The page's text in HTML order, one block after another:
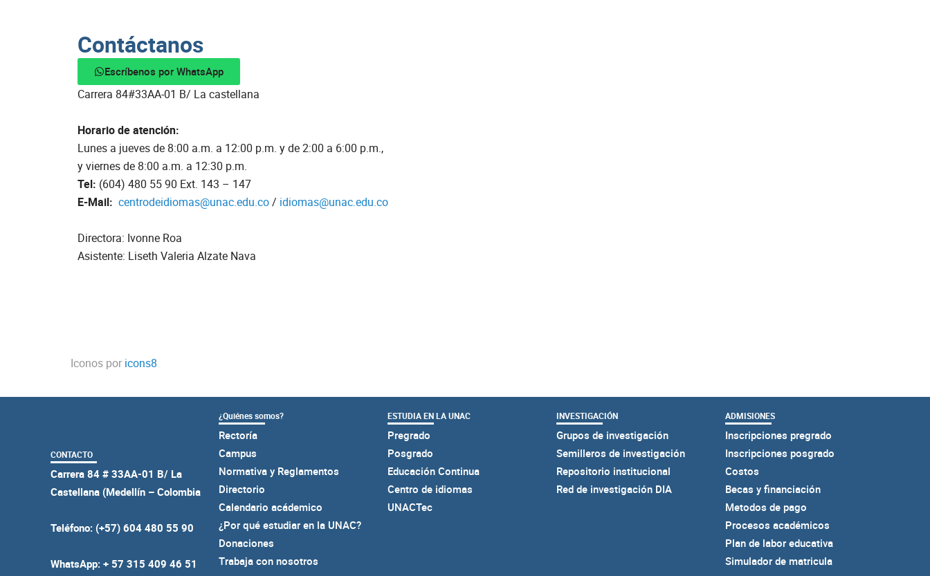
Contáctanos
Escríbenos por WhatsApp
Carrera 84#33AA-01 B/ La castellana
Horario de atención:
Lunes a jueves de 8:00 a.m. a 12:00 p.m. y de 2:00 a 6:00 p.m.,
y viernes de 8:00 a.m. a 12:30 p.m.
Tel: (604) 480 55 90 Ext. 143 – 147
E-Mail: centrodeidiomas@unac.edu.co/ idiomas@unac.edu.co
Directora: Ivonne Roa
Asistente: Liseth Valeria Alzate Nava
Iconos por icons8
CONTACTO
Carrera 84 # 33AA-01 B/ La
Castellana (Medellín – Colombia
Teléfono: (+57) 604 480 55 90
WhatsApp: + 57 315 409 46 51
¿Quiénes somos?
Rectoría
Campus
Normativa y Reglamentos
Directorio
Calendario acádemico
¿Por qué estudiar en la UNAC?
Donaciones
Trabaja con nosotros
ESTUDIA EN LA UNAC
Pregrado
Posgrado
Educación Continua
Centro de idiomas
UNACTec
INVESTIGACIÓN
Grupos de investigación
Semilleros de investigación
Repositorio institucional
Red de investigación DIA
ADMISIONES
Inscripciones pregrado
Inscripciones posgrado
Costos
Becas y financiación
Metodos de pago
Procesos académicos
Plan de labor educativa
Simulador de matricula